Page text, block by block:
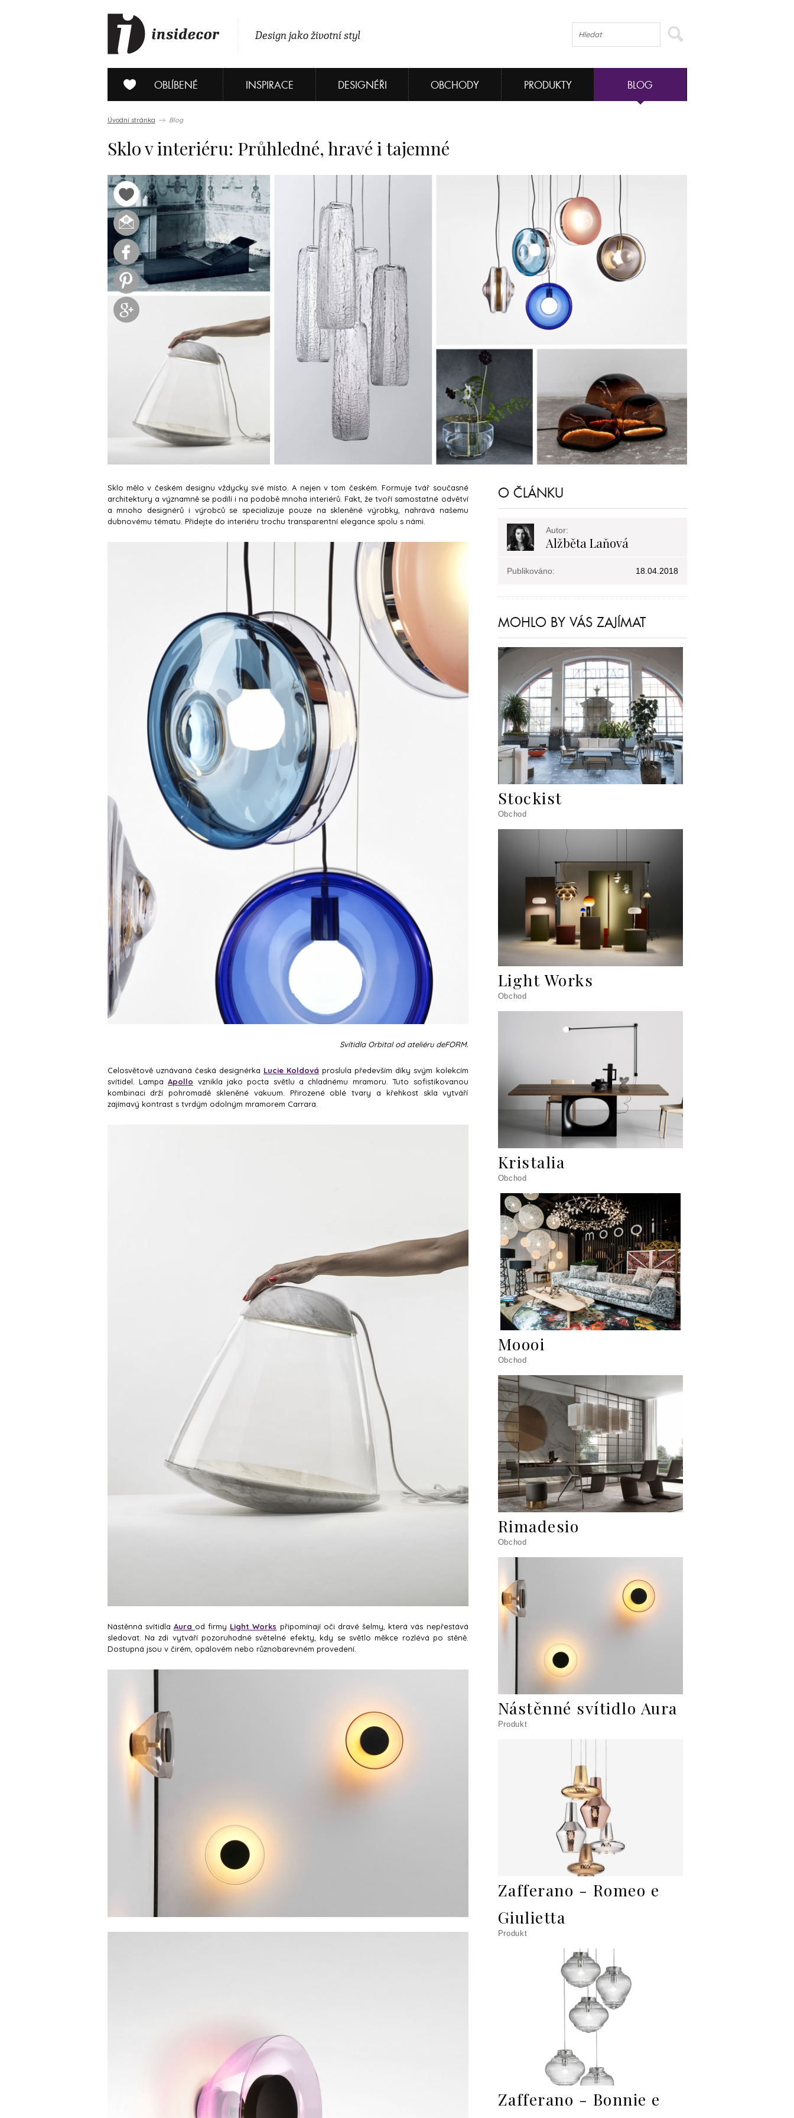
Design jako životní styl
OBLÍBENÉ INSPIRACE DESIGNÉŘI OBCHODY PRODUKTY BLOG
Úvodní stránka Blog
Sklo v interiéru: Průhledné, hravé i tajemné
Sklo mělo v českém designu vždycky své místo. A nejen v tom českém. Formuje tvář současné
architektury a významně se podílí i na podobě mnoha interiérů. Fakt, že tvoří samostatné odvětví
a mnoho designérů i výrobců se specializuje pouze na skleněné výrobky, nahrává našemu
dubnovému tématu. Přidejte do interiéru trochu transparentní elegance spolu s námi.
Svítidla Orbital od ateliéru deFORM.
Celosvětově uznávaná česká designérka Lucie Koldová proslula především díky svým kolekcím
svítidel. LampaApollo vznikla jako pocta světlu a chladnému mramoru. Tuto sofistikovanou
kombinaci drží pohromadě skleněné vakuum. Přirozené oblé tvary a křehkost skla vytváří
zajímavý kontrast s tvrdým odolným mramorem Carrara.
Nástěnná svítidla Aura od firmy Light Works připomínají oči dravé šelmy, která vás nepřestává
sledovat. Na zdi vytváří pozoruhodné světelné efekty, kdy se světlo měkce rozlévá po stěně.
Dostupná jsou v čirém, opálovém nebo různobarevném provedení.
O ČLÁNKU
Autor:
Alžběta Laňová
Publikováno: 18.04.2018
MOHLO BY VÁS ZAJÍMAT
Stockist
Obchod
Light Works
Obchod
Kristalia
Obchod
Moooi
Obchod
Rimadesio
Obchod
Nástěnné svítidlo Aura
Produkt
Zafferano - Romeo e
Giulietta
Produkt
Zafferano - Bonnie e